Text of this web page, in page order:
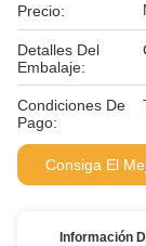
Precio:
Detalles Del
Embalaje:
Condiciones De
Pago:
Consiga El
Información